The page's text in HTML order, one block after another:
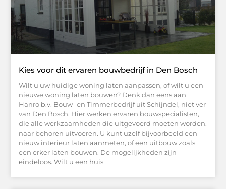
Kies voor dit ervaren bouwbedrijf in Den Bosch
Wilt u uw huidige woning laten aanpassen, of wilt u een
nieuwe woning laten bouwen? Denk dan eens aan
Hanro b.v. Bouw- en Timmerbedrijf uit Schijndel, niet ver
van Den Bosch. Hier werken ervaren bouwspecialisten,
die alle werkzaamheden die uitgevoerd moeten worden,
naar behoren uitvoeren. U kunt uzelf bijvoorbeeld een
nieuw interieur laten aanmeten, of een uitbouw zoals
een erker laten bouwen. De mogelijkheden zijn
eindeloos. Wilt u een huis